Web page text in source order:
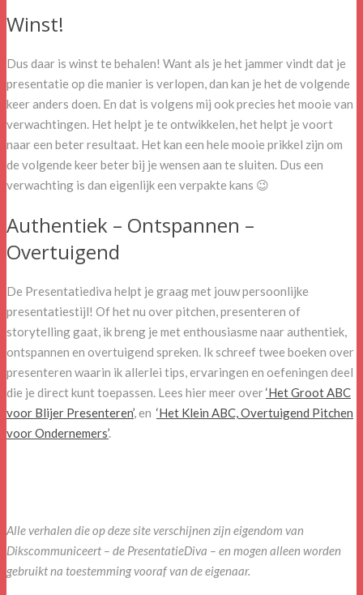
Winst!
Dus daar is winst te behalen! Want als je het jammer vindt dat je
presentatie op die manier is verlopen, dan kan je het de volgende
keer anders doen. En dat is volgens mij ook precies het mooie van
verwachtingen. Het helpt je te ontwikkelen, het helpt je voort
naar een beter resultaat. Het kan een hele mooie prikkel zijn om
de volgende keer beter bij je wensen aan te sluiten. Dus een
verwachting is dan eigenlijk een verpakte kans 😉
Authentiek – Ontspannen –
Overtuigend
De Presentatiediva helpt je graag met jouw persoonlijke
presentatiestijl! Of het nu over pitchen, presenteren of
storytelling gaat, ik breng je met enthousiasme naar authentiek,
ontspannen en overtuigend spreken. Ik schreef twee boeken over
presenteren waarin ik allerlei tips, ervaringen en oefeningen deel
die je direct kunt toepassen. Lees hier meer over‘Het Groot ABC
voor Blijer Presenteren’, en ‘Het Klein ABC, Overtuigend Pitchen
voor Ondernemers’.
Alle verhalen die op deze site verschijnen zijn eigendom van
Dikscommuniceert – de PresentatieDiva – en mogen alleen worden
gebruikt na toestemming vooraf van de eigenaar.